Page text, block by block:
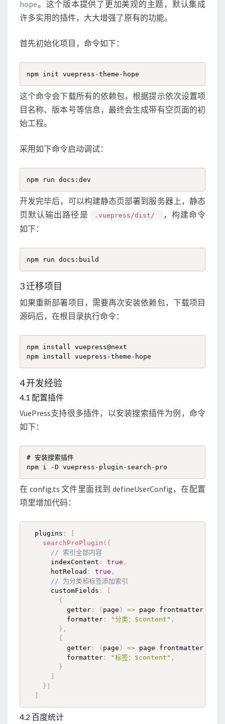
hope。这个版本提供了更加美观的主题，默认集成
许多实用的插件，大大增强了原有的功能。
首先初始化项目，命令如下：
npm init vuepress-theme-hope
这个命令会下载所有的依赖包，根据提示依次设置项
目名称、版本号等信息，最终会生成带有空页面的初
始工程。
采用如下命令启动调试：
npm run docs:dev
开发完毕后，可以构建静态页部署到服务器上，静态
页默认输出路径是
.vuepress/dist/
，构建命令
如下：
npm run docs:build
3 迁移项目
如果重新部署项目，需要再次安装依赖包，下载项目
源码后，在根目录执行命令：
npm install vuepress@next
npm install vuepress-theme-hope
4 开发经验
4.1 配置插件
VuePress支持很多插件，以安装搜索插件为例，命令
如下：
# 安装搜索插件
npm i -D vuepress-plugin-search-pro
在 config.ts 文件里面找到 defineUserConfig，在配置
项里增加代码：
  plugins
:
[
searchProPlugin ( {
// 索引全部内容
      indexContent
: true ,
      hotReload
: true ,
// 为分类和标签添加索引
      customFields
:
[
{
          getter
: ( page ) => page . frontmatter
          formatter
: "分类：$content" ,
} ,
{
          getter
: ( page ) => page . frontmatter
          formatter
: "标签：$content" ,
}
]
} )
]
4.2 百度统计